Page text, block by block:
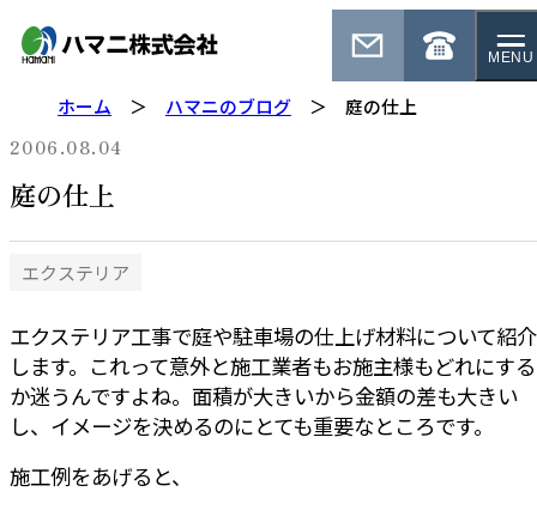
MENU
ホーム ハマニのブログ 庭の仕上
庭の仕上
2006.08.04
エクステリア
エクステリア工事で庭や駐車場の仕上げ材料について紹介
します。これって意外と施工業者もお施主様もどれにする
か迷うんですよね。面積が大きいから金額の差も大きい
し、イメージを決めるのにとても重要なところです。
施工例をあげると、